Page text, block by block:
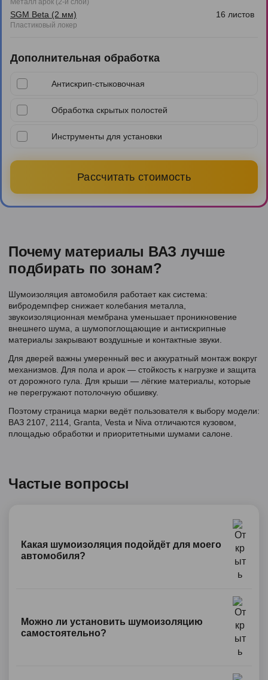
Металл арок (2-й слой)
Пластиковый локер
SGM Beta (2 мм) 16 листов
Дополнительная обработка
Антискрип-стыковочная
Обработка скрытых полостей
Инструменты для установки
Рассчитать стоимость
Почему материалы ВАЗ лучше
подбирать по зонам?
Шумоизоляция автомобиля работает как система:
вибродемпфер снижает колебания металла,
звукоизоляционная мембрана уменьшает проникновение
внешнего шума, а шумопоглощающие и антискрипные
материалы закрывают воздушные и контактные звуки.
Для дверей важны умеренный вес и аккуратный монтаж вокруг
механизмов. Для пола и арок — стойкость к нагрузке и защита
от дорожного гула. Для крыши — лёгкие материалы, которые
не перегружают потолочную обшивку.
Поэтому страница марки ведёт пользователя к выбору модели:
ВАЗ 2107, 2114, Granta, Vesta и Niva отличаются кузовом,
площадью обработки и приоритетными шумами салоне.
Частые вопросы
Какая шумоизоляция подойдёт для моего
автомобиля?
Можно ли установить шумоизоляцию
самостоятельно?